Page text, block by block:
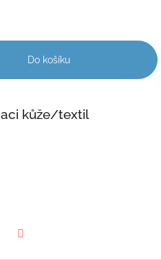
Do košíku
kůže/textil